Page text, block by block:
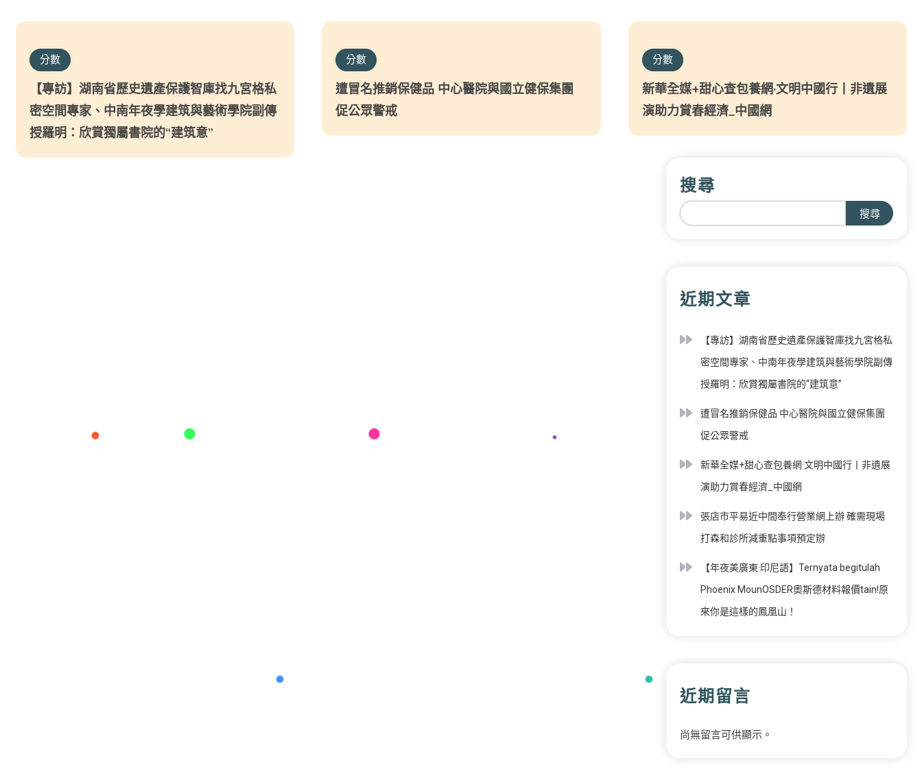
分數
【專訪】湖南省歷史遺產保護智庫找九宮格私
密空間專家、中南年夜學建筑與藝術學院副傳
授羅明：欣賞獨屬書院的“建筑意”
分數
遭冒名推銷保健品 中心醫院與國立健保集團
促公眾警戒
分數
新華全媒+甜心查包養網·文明中國行丨非遺展
演助力賞春經濟_中國網
搜尋
搜尋
近期文章
【專訪】湖南省歷史遺產保護智庫找九宮格私
密空間專家、中南年夜學建筑與藝術學院副傳
授羅明：欣賞獨屬書院的“建筑意”
遭冒名推銷保健品 中心醫院與國立健保集團
促公眾警戒
新華全媒+甜心查包養網·文明中國行丨非遺展
演助力賞春經濟_中國網
張店市平易近中間奉行營業網上辦 確需現場
打森和診所減重點事項預定辦
【年夜美廣東·印尼語】Ternyata begitulah
Phoenix MounOSDER奧斯德材料報價tain!原
來你是這樣的鳳凰山！
近期留言
尚無留言可供顯示。